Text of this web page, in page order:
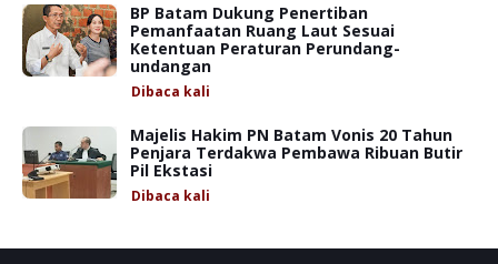
BP Batam Dukung Penertiban
Pemanfaatan Ruang Laut Sesuai
Ketentuan Peraturan Perundang-
undangan
Dibaca kali
Majelis Hakim PN Batam Vonis 20 Tahun
Penjara Terdakwa Pembawa Ribuan Butir
Pil Ekstasi
Dibaca kali